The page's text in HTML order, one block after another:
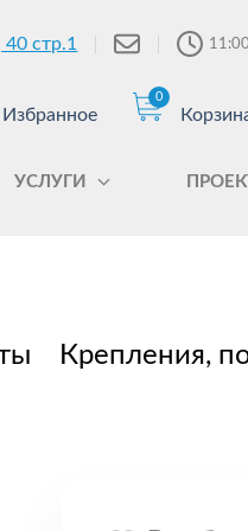
стр.1
Избранное
0
УСЛУГИ
Крепления,